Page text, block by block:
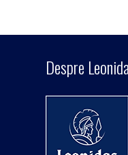
Despre